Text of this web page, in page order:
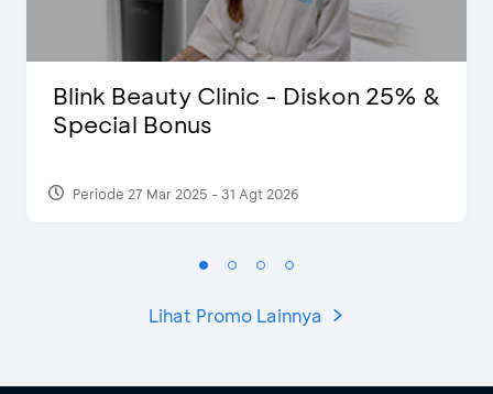
Blink Beauty Clinic - Diskon 25% &
Special Bonus
Periode 27 Mar 2025 - 31 Agt 2026
Lihat Promo Lainnya